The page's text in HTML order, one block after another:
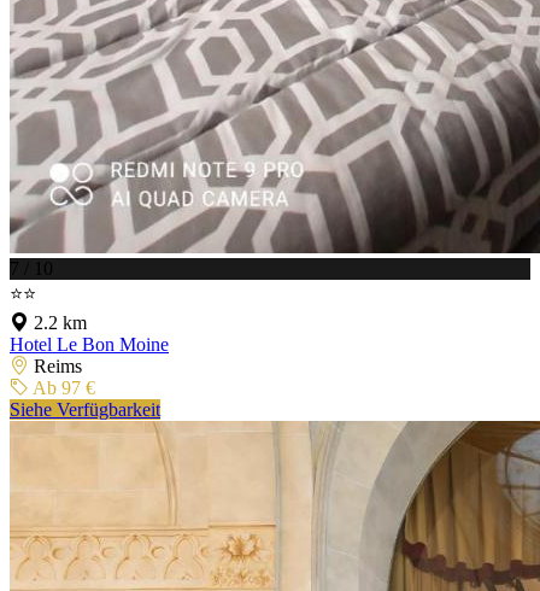
7 / 10
⭐⭐
2.2 km
Hotel Le Bon Moine
Reims
Ab 97 €
Siehe Verfügbarkeit